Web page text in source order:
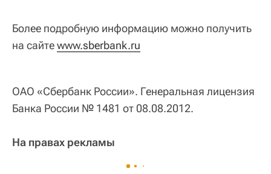
Более подробную информацию можно получить
на сайтеwww.sberbank.ru
ОАО «Сбербанк России». Генеральная лицензия
Банка России № 1481 от 08.08.2012.
На правах рекламы